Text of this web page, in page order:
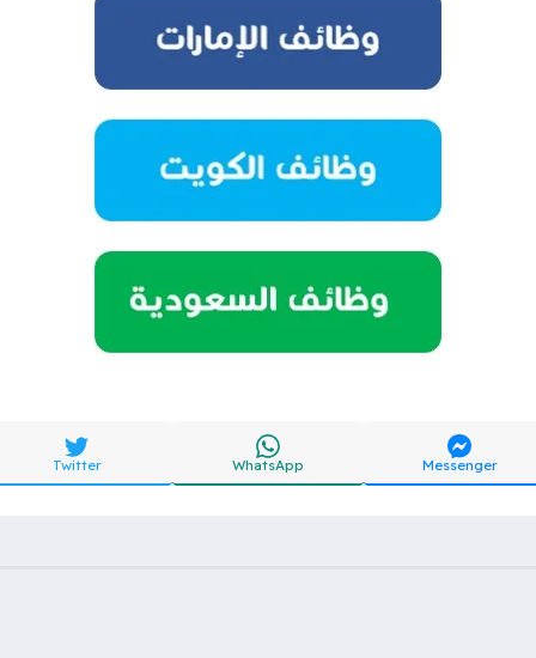
Messenger
WhatsApp
Twitter